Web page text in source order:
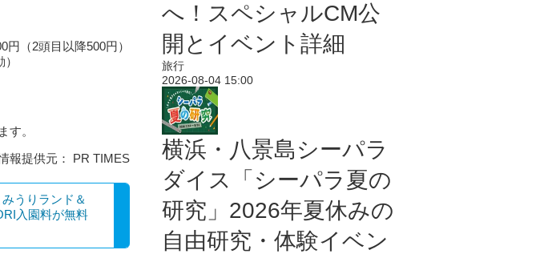
（2頭目以降500円）
す。
報提供元： PR TIMES
うりランド＆
入園料が無料
へ！スペシャルCM公
開とイベント詳細
旅行
2026-08-04 15:00
横浜・八景島シーパラ
ダイス「シーパラ夏の
研究」2026年夏休みの
自由研究・体験イベン